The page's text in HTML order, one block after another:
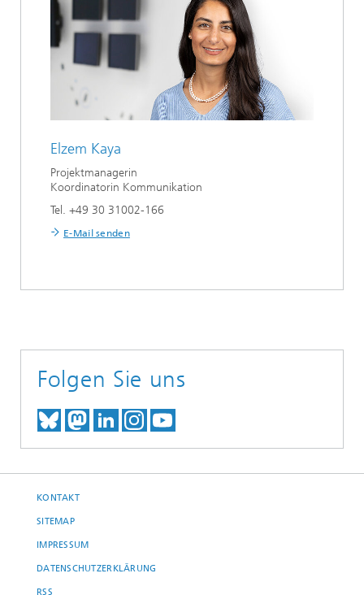
Elzem Kaya
Projektmanagerin
Koordinatorin Kommunikation
Tel. +49 30 31002-166
E-Mail senden
Folgen Sie uns
TREFFEN SIE UNS AUF BLUESKY
TREFFEN SIE UNS AUF
TREFFEN SIE UNS BEI
BESUCHEN SIE UNSER
UNSER VIDEO-
KONTAKT
SITEMAP
IMPRESSUM
DATENSCHUTZERKLÄRUNG
RSS